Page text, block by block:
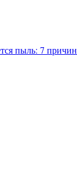
пыль: 7 причин